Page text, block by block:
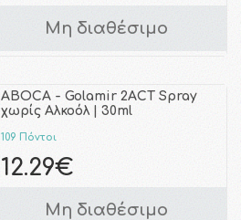
Μη διαθέσιμο
ABOCA - Golamir 2ACT Spray
χωρίς Αλκοόλ | 30ml
109 Πόντοι
12.29€
Μη διαθέσιμο